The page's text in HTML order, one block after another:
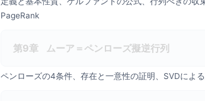
PageRank
第9章 ムーア＝ペンローズ擬逆行列
ペンローズの4条件、存在と一意性の証明、SVDによ